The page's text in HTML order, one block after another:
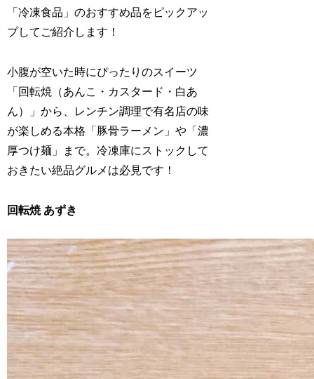
「冷凍食品」のおすすめ品をピックアッ
プしてご紹介します！
小腹が空いた時にぴったりのスイーツ
「回転焼（あんこ・カスタード・白あ
ん）」から、レンチン調理で有名店の味
が楽しめる本格「豚骨ラーメン」や「濃
厚つけ麺」まで。冷凍庫にストックして
おきたい絶品グルメは必見です！
回転焼 あずき